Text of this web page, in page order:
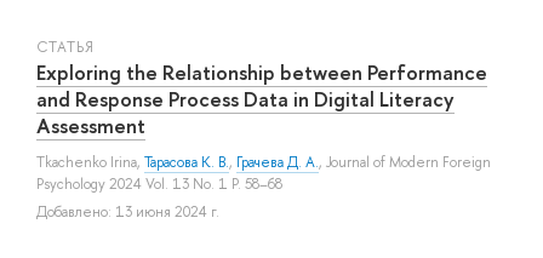
СТАТЬЯ
Exploring the Relationship between Performance
and Response Process Data in Digital Literacy
Assessment
Tkachenko Irina, Тарасова К. В., Грачева Д. А., Journal of Modern Foreign
Psychology 2024 Vol. 13 No. 1 P. 58–68
Добавлено: 13 июня 2024 г.